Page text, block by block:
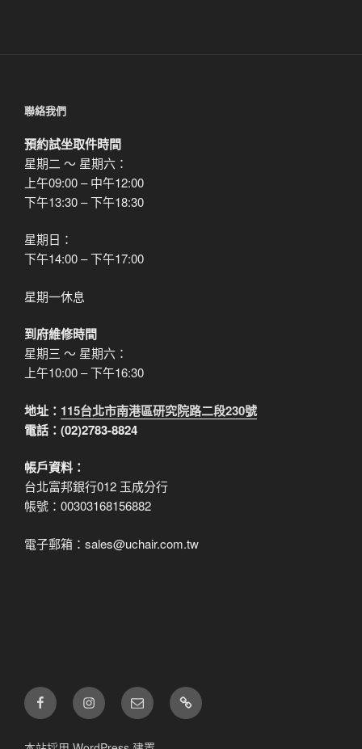
聯絡我們
預約試坐取件時間
星期二 ～ 星期六：
上午09:00 – 中午12:00
下午13:30 – 下午18:30
星期日：
下午14:00 – 下午17:00
星期一休息
到府維修時間
星期三 ～ 星期六：
上午10:00 – 下午16:30
地址： 115台北市南港區研究院路二段230號
電話：(02)2783-8824
帳戶資料：
台北富邦銀行012 玉成分行
帳號：00303168156882
電子郵箱：sales@uchair.com.tw
FB IG
電
子
郵
LINE